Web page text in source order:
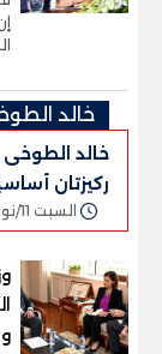
خالد
خالد الطوخى
ركيزتان
السبت 11/نوفمبر/2023 - 12:34 م